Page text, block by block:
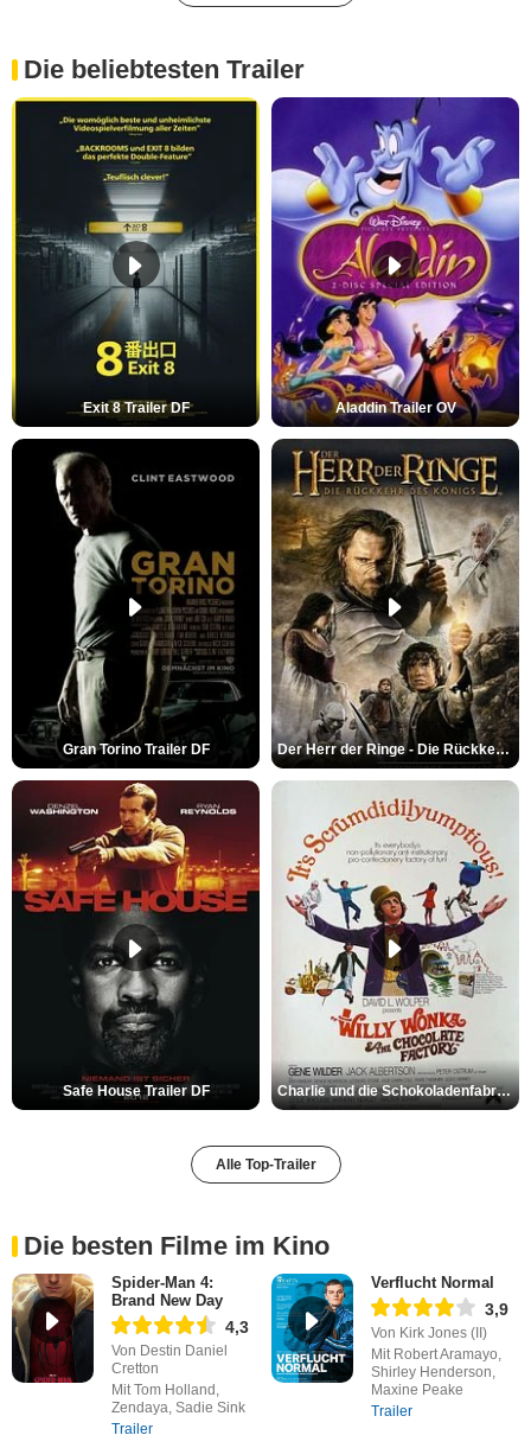
Die beliebtesten Trailer
Exit 8 Trailer DF Aladdin Trailer OV
Gran Torino Trailer DF Der Herr der Ringe - Die Rückkehr des Königs Trailer OV
Safe House Trailer DF Charlie und die Schokoladenfabrik Trailer OV
Alle Top-Trailer
Die besten Filme im Kino
Spider-Man 4:
Brand New Day
4,3
Von Destin Daniel
Cretton
Mit Tom Holland,
Zendaya, Sadie Sink
Trailer
Verflucht Normal
3,9
Von Kirk Jones (II)
Mit Robert Aramayo,
Shirley Henderson,
Maxine Peake
Trailer